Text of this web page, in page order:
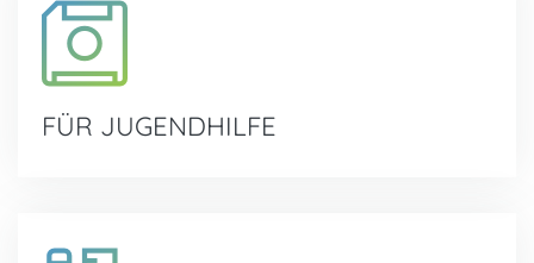
FÜR JUGENDHILFE